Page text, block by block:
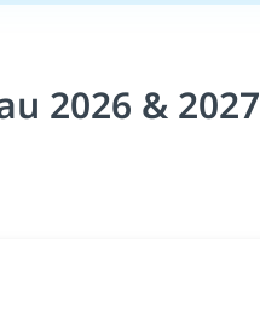
2026 & 2027